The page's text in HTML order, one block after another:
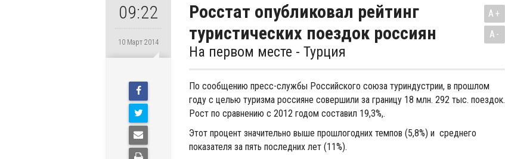
09:22
10 Март 2014
Росстат опубликовал рейтинг
туристических поездок россиян
На первом месте - Турция
A+
A-
По сообщению пресс-службы Российского союза туриндустрии, в прошлом
году с целью туризма россияне совершили за границу 18 млн. 292 тыс. поездок.
Рост по сравнению с 2012 годом составил 19,3%,.
Этот процент значительно выше прошлогодних темпов (5,8%) и среднего
показателя за пять последних лет (11%).